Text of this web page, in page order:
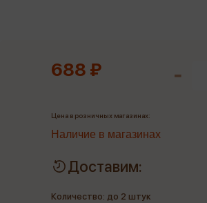
688 ₽
Цена в розничных магазинах:
Наличие в магазинах
Доставим:
Количество: до 2 штук